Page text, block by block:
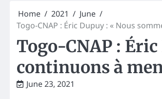
Home 2021
June
Togo-CNAP : Éric Dupuy : « Nous
Togo-CNAP :
continuons à
June 23, 2021